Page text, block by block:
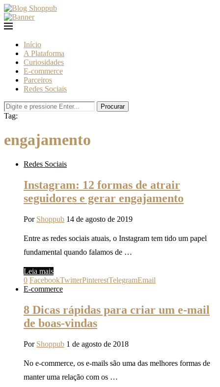
Início
A Plataforma
Curiosidades
E-commerce
Parceiros
Redes Sociais
Procurar
Tag:
engajamento
Redes Sociais
Instagram: 12 formas de atrair
seguidores e gerar engajamento
Por Shoppub 14 de agosto de 2019
Entre as redes sociais atuais, o Instagram tem tido um papel
fundamental quando falamos de …
Leia mais
0 FacebookTwitterPinterestTelegramEmail
E-commerce
8 Dicas rápidas para criar um e-mail
de boas-vindas
Por Shoppub 1 de agosto de 2018
No e-commerce, os e-mails são uma das melhores formas de
manter uma relação com os …